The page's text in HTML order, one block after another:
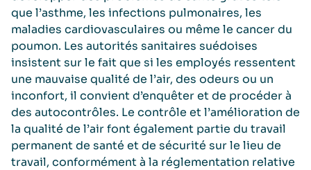
que l’asthme, les infections pulmonaires, les
maladies cardiovasculaires ou même le cancer du
poumon. Les autorités sanitaires suédoises
insistent sur le fait que si les employés ressentent
une mauvaise qualité de l’air, des odeurs ou un
inconfort, il convient d’enquêter et de procéder à
des autocontrôles. Le contrôle et l’amélioration de
la qualité de l’air font également partie du travail
permanent de santé et de sécurité sur le lieu de
travail, conformément à la réglementation relative